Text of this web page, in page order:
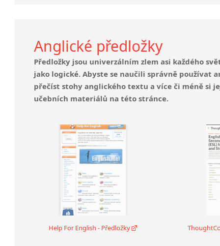
Anglické předložky
Předložky jsou univerzálním zlem asi každého
jako logické. Abyste se naučili správně používat
přečíst stohy anglického textu a více či méně si
učebních materiálů na této stránce.
Help For English - Předložky